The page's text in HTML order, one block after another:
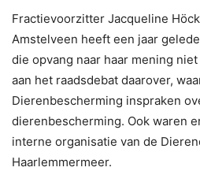
Fractievoorzitter Jacqueline
Amstelveen heeft een jaar
die opvang naar haar mening
aan het raadsdebat daarover,
Dierenbescherming inspraken
dierenbescherming. Ook waren
interne organisatie van de
Haarlemmermeer.